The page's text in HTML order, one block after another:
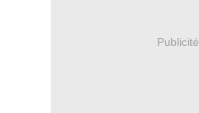
Publicité